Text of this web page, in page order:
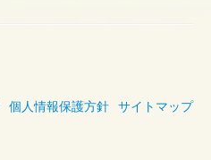
個人情報保護方針 サイトマップ